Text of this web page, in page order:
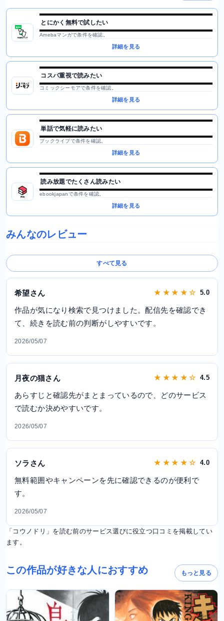
とにかく無料で試したい
Amebaマンガで条件を確認。
詳細を見る
コスパ重視で読みたい
コミックシーモアで条件を確認。
詳細を見る
単話で気軽に読みたい
ブックライブで条件を確認。
詳細を見る
読み放題でたくさん読みたい
ebookjapanで条件を確認。
詳細を見る
みんなのレビュー
すべて見る
希望さん ★ ★ ★ ★ ☆ 5.0
作品が気になり検索で見つけました。配信先を確認でき
て、続きを読む前の判断がしやすいです。
2026/05/07
月夜の猫さん ★ ★ ★ ★ ☆ 4.5
あらすじと確認先がまとまっているので、どのサービス
で読むか決めやすいです。
2026/05/07
ソラさん ★ ★ ★ ★ ☆ 4.0
無料範囲やキャンペーンを先に確認できるのが便利で
す。
2026/05/07
「コウノドリ」を読む前のサービス選びに役立つ口コミを掲載してい
ます。
この作品が好きな人におすすめ もっと見る